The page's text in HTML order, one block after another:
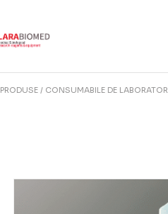
PRODUSE CONSUMABILE DE LABORATOR